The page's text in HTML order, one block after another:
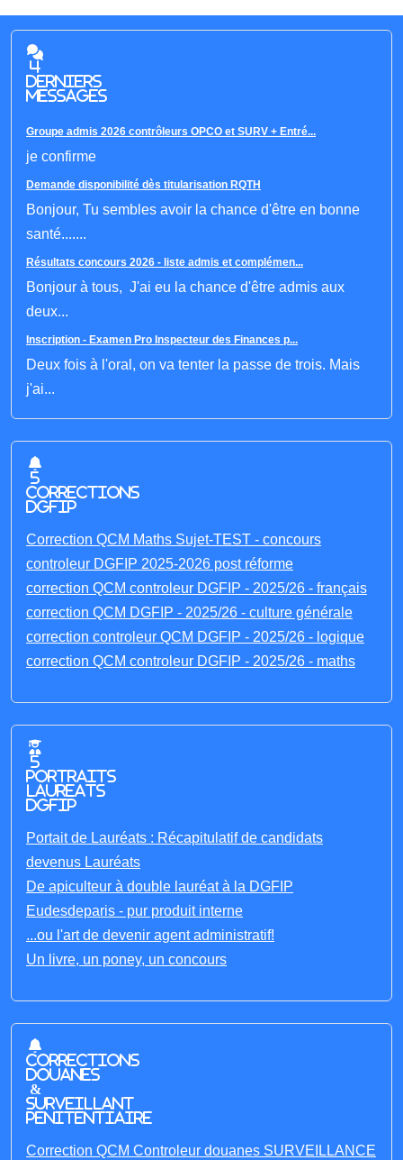
4
derniers
messages
Groupe admis 2026 contrôleurs OPCO et SURV + Entré...
je confirme
Demande disponibilité dès titularisation RQTH
Bonjour, Tu sembles avoir la chance d'être en bonne
santé.......
Résultats concours 2026 - liste admis et complémen...
Bonjour à tous, J'ai eu la chance d'être admis aux
deux...
Inscription - Examen Pro Inspecteur des Finances p...
Deux fois à l'oral, on va tenter la passe de trois. Mais
j'ai...
5
corrections
DGFIP
Correction QCM Maths Sujet-TEST - concours
controleur DGFIP 2025-2026 post réforme
correction QCM controleur DGFIP - 2025/26 - français
correction QCM DGFIP - 2025/26 - culture générale
correction controleur QCM DGFIP - 2025/26 - logique
correction QCM controleur DGFIP - 2025/26 - maths
5
portraits
laureats
DGFIP
Portait de Lauréats : Récapitulatif de candidats
devenus Lauréats
De apiculteur à double lauréat à la DGFIP
Eudesdeparis - pur produit interne
...ou l'art de devenir agent administratif!
Un livre, un poney, un concours
Corrections
Douanes
&
Surveillant
penitentiaire
Correction QCM Controleur douanes SURVEILLANCE